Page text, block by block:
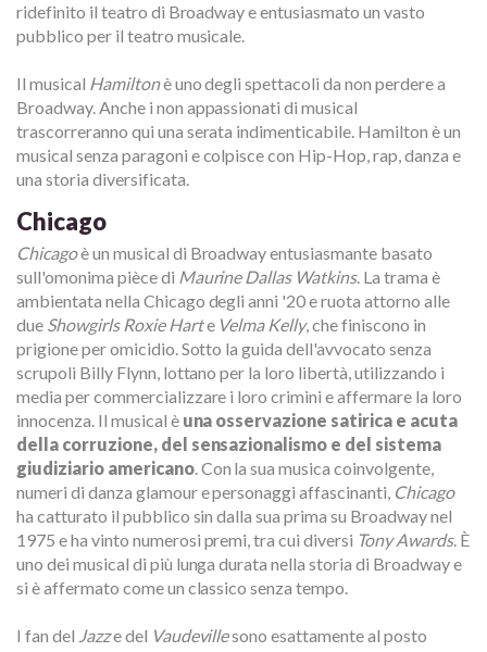
ridefinito il teatro di Broadway e entusiasmato un vasto
pubblico per il teatro musicale.
Il musical Hamiltonè uno degli spettacoli da non perdere a
Broadway. Anche i non appassionati di musical
trascorreranno qui una serata indimenticabile. Hamilton è un
musical senza paragoni e colpisce con Hip-Hop, rap, danza e
una storia diversificata.
Chicago
Chicagoè un musical di Broadway entusiasmante basato
sull'omonima pièce di Maurine Dallas Watkins. La trama è
ambientata nella Chicago degli anni '20 e ruota attorno alle
due Showgirls Roxie Harte Velma Kelly, che finiscono in
prigione per omicidio. Sotto la guida dell'avvocato senza
scrupoli Billy Flynn, lottano per la loro libertà, utilizzando i
media per commercializzare i loro crimini e affermare la loro
innocenza. Il musical è una osservazione satirica e acuta
della corruzione, del sensazionalismo e del sistema
giudiziario americano. Con la sua musica coinvolgente,
numeri di danza glamour e personaggi affascinanti, Chicago
ha catturato il pubblico sin dalla sua prima su Broadway nel
1975 e ha vinto numerosi premi, tra cui diversi Tony Awards. È
uno dei musical di più lunga durata nella storia di Broadway e
si è affermato come un classico senza tempo.
I fan del Jazze del Vaudevillesono esattamente al posto